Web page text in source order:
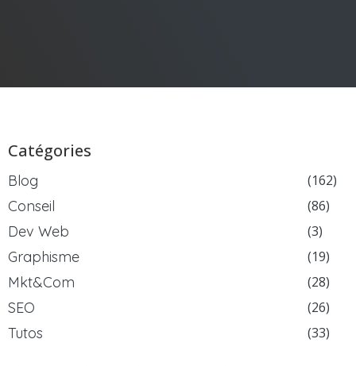
Catégories
Blog (162)
Conseil (86)
Dev Web (3)
Graphisme (19)
Mkt&Com (28)
SEO (26)
Tutos (33)